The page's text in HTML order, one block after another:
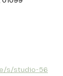
s/studio-56